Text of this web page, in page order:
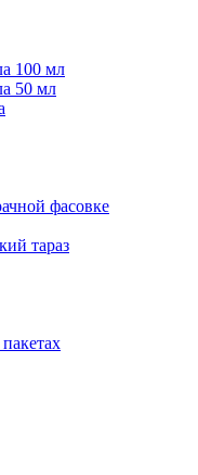
100 мл
50 мл
фасовке
тараз